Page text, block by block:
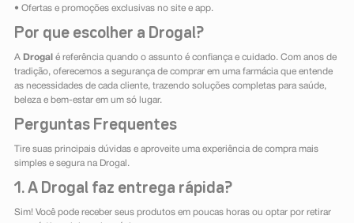
• Ofertas e promoções exclusivas no site e app.
Por que escolher a Drogal?
A Drogal é referência quando o assunto é confiança e cuidado. Com anos de
tradição, oferecemos a segurança de comprar em uma farmácia que entende
as necessidades de cada cliente, trazendo soluções completas para saúde,
beleza e bem-estar em um só lugar.
Perguntas Frequentes
Tire suas principais dúvidas e aproveite uma experiência de compra mais
simples e segura na Drogal.
1. A Drogal faz entrega rápida?
Sim! Você pode receber seus produtos em poucas horas ou optar por retirar